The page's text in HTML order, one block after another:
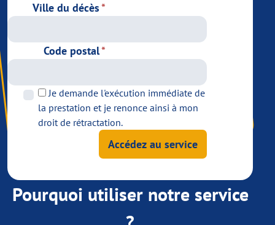
Ville du décès
Code postal
Je demande l'exécution immédiate de
la prestation et je renonce ainsi à mon
droit de rétractation.
Accédez au service
Pourquoi utiliser notre service